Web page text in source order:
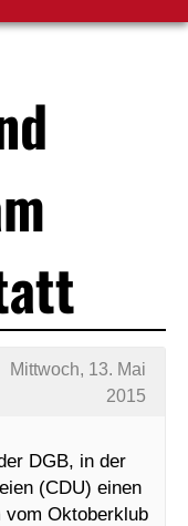
Mittwoch, 13. Mai
2015
DGB, in der
(CDU) einen
vom Oktoberklub